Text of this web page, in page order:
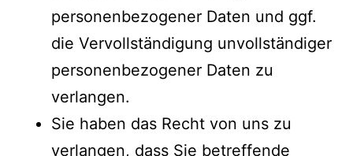
personenbezogener Daten und ggf.
die Vervollständigung unvollständiger
personenbezogener Daten zu
verlangen.
Sie haben das Recht von uns zu
verlangen, dass Sie betreffende